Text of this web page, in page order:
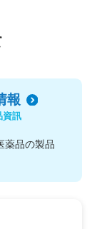
報
訊
薬品の製品